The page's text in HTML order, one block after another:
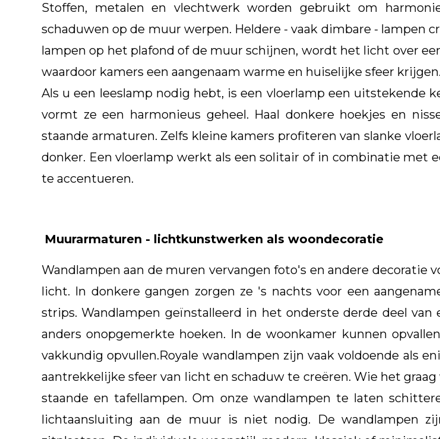
Stoffen, metalen en vlechtwerk worden gebruikt om
schaduwen op de muur werpen. Heldere - vaak dimbare - lampen
lampen op het plafond of de muur schijnen, wordt het licht over
waardoor kamers een aangenaam warme en huiselijke sfeer krijgen.
Als u een leeslamp nodig hebt, is een vloerlamp een uitstekende
vormt ze een harmonieus geheel. Haal donkere hoekjes en
staande armaturen. Zelfs kleine kamers profiteren van slanke
donker. Een vloerlamp werkt als een solitair of in combinatie
te accentueren.
Muurarmaturen - lichtkunstwerken als woondecoratie
Wandlampen aan de muren vervangen foto's en andere decoratie
licht. In donkere gangen zorgen ze 's nachts voor een
strips. Wandlampen geïnstalleerd in het onderste derde deel
anders onopgemerkte hoeken. In de woonkamer kunnen
vakkundig opvullen.Royale wandlampen zijn vaak voldoende als
aantrekkelijke sfeer van licht en schaduw te creëren. Wie het
staande en tafellampen. Om onze wandlampen te laten
lichtaansluiting aan de muur is niet nodig. De wandlampen